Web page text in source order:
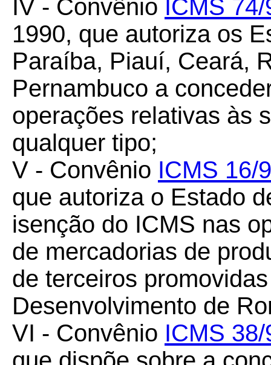
IV - Convênio ICMS 74/
1990, que autoriza os
Paraíba, Piauí, Ceará,
Pernambuco a
operações relativas às
qualquer tipo;
V - Convênio ICMS 16/
que autoriza o Estado
isenção do ICMS nas
de mercadorias de
de terceiros
Desenvolvimento de
VI - Convênio ICMS 38/